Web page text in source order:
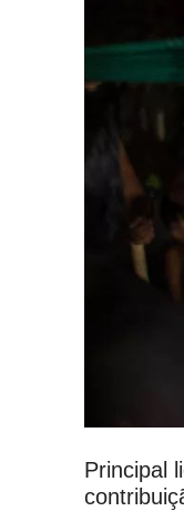
Principal